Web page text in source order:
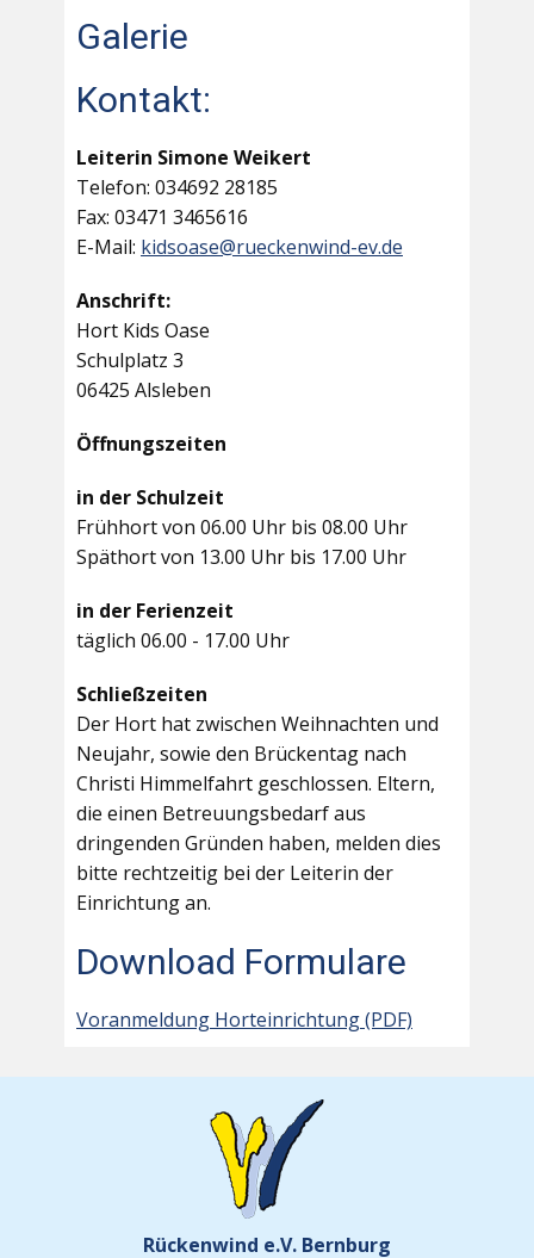
Galerie
Kontakt:
Leiterin Simone Weikert
Telefon: 034692 28185
Fax: 03471 3465616
E-Mail: kidsoase@rueckenwind-ev.de
Anschrift:
Hort Kids Oase
Schulplatz 3
06425 Alsleben
Öffnungszeiten
in der Schulzeit
Frühhort von 06.00 Uhr bis 08.00 Uhr
Späthort von 13.00 Uhr bis 17.00 Uhr
in der Ferienzeit
täglich 06.00 - 17.00 Uhr
Schließzeiten
Der Hort hat zwischen Weihnachten und
Neujahr, sowie den Brückentag nach
Christi Himmelfahrt geschlossen. Eltern,
die einen Betreuungsbedarf aus
dringenden Gründen haben, melden dies
bitte rechtzeitig bei der Leiterin der
Einrichtung an.
Download Formulare
Voranmeldung Horteinrichtung (PDF)
Rückenwind e.V. Bernburg